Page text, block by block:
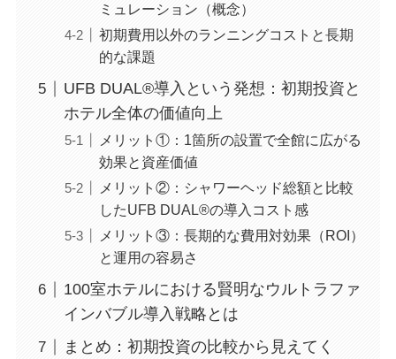
ミュレーション（概念）
初期費用以外のランニングコストと長期
的な課題
UFB DUAL®導入という発想：初期投資と
ホテル全体の価値向上
メリット①：1箇所の設置で全館に広がる
効果と資産価値
メリット②：シャワーヘッド総額と比較
したUFB DUAL®の導入コスト感
メリット③：長期的な費用対効果（ROI）
と運用の容易さ
100室ホテルにおける賢明なウルトラファ
インバブル導入戦略とは
まとめ：初期投資の比較から見えてく